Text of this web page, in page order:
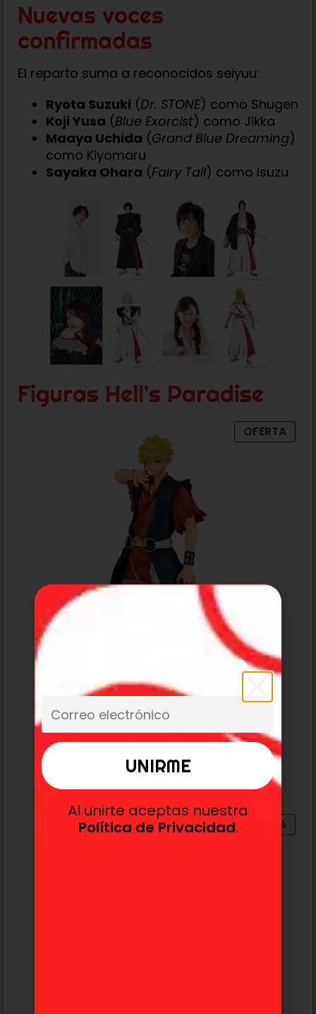
Nuevas voces
confirmadas
El reparto suma a reconocidos seiyuu:
Ryota Suzuki (Dr. STONE) como Shugen
Koji Yusa (Blue Exorcist) como Jikka
Maaya Uchida (Grand Blue Dreaming)
como Kiyomaru
Sayaka Ohara (Fairy Tail) como Isuzu
Figuras Hell’s Paradise
OFERTA
Aza Chobe Hell’s Paradise «DXF»
CraneGame
42,99€ 25,99
OFERTA
DESCUENTO
Al unirte aceptas nuestra
Política de Privacidad.